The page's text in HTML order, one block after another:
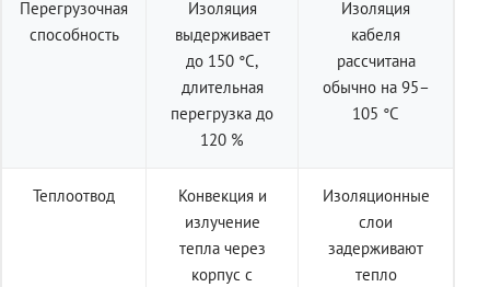
Перегрузочная
способность
Изоляция
выдерживает
до 150 °C,
длительная
перегрузка до
120 %
Изоляция
кабеля
рассчитана
обычно на 95–
105 °C
Теплоотвод
Конвекция и
излучение
тепла через
корпус с
Изоляционные
слои
задерживают
тепло